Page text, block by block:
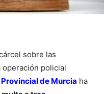
sobre las
policial
de Murcia ha